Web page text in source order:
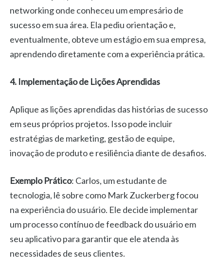
networking onde conheceu um empresário de
sucesso em sua área. Ela pediu orientação e,
eventualmente, obteve um estágio em sua empresa,
aprendendo diretamente com a experiência prática.
4. Implementação de Lições Aprendidas
Aplique as lições aprendidas das histórias de sucesso
em seus próprios projetos. Isso pode incluir
estratégias de marketing, gestão de equipe,
inovação de produto e resiliência diante de desafios.
Exemplo Prático: Carlos, um estudante de
tecnologia, lê sobre como Mark Zuckerberg focou
na experiência do usuário. Ele decide implementar
um processo contínuo de feedback do usuário em
seu aplicativo para garantir que ele atenda às
necessidades de seus clientes.